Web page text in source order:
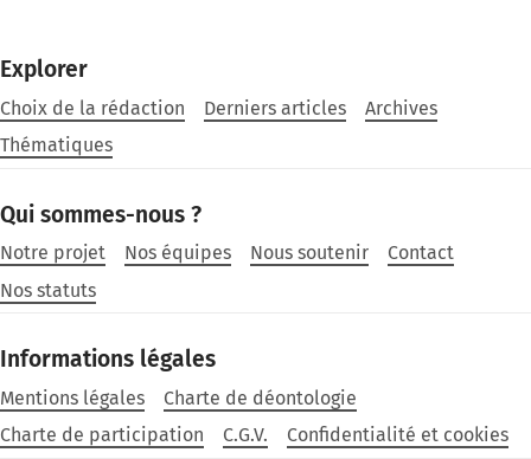
Explorer
Choix de la rédaction Derniers articles
Archives
Thématiques
Qui sommes-nous ?
Notre projet Nos équipes Nous soutenir
Contact
Nos statuts
Informations légales
Mentions légales
Charte de déontologie
Charte de participation
C.G.V. Confidentialité et cookies